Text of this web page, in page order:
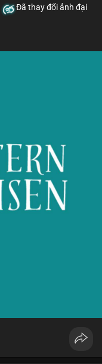
Đã thay đổi ảnh đại